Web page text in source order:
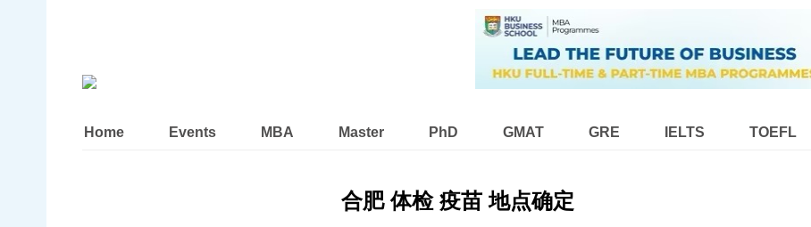
Home Events MBA Master PhD GMAT GRE IELTS TOEFL
合肥 体检 疫苗 地点确定